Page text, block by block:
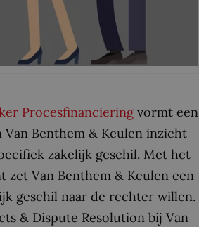
Procesfinanciering vormt een
Van Benthem & Keulen inzicht
zakelijk geschil. Met het
zet Van Benthem & Keulen een
geschil naar de rechter willen.
& Dispute Resolution bij Van